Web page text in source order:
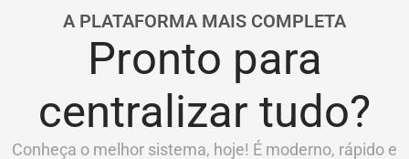
A PLATAFORMA MAIS COMPLETA
Pronto para
centralizar tudo?
Conheça o melhor sistema, hoje! É moderno, rápido e